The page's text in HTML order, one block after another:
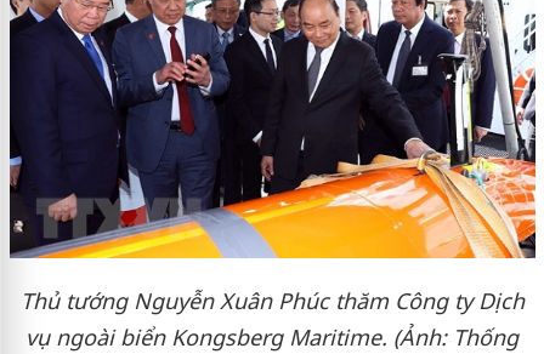
Thủ tướng Nguyễn Xuân Phúc thăm Công ty Dịch
vụ ngoài biển Kongsberg Maritime. (Ảnh: Thống